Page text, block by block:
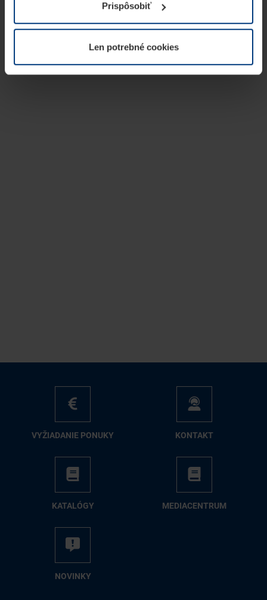
potrebujeme Vaše povolenie. Vaše povolenie môžete
kedykoľvek zmeniť alebo odvolať vo vysvetlení cookie
našej webovej stránky.
Prispôsobiť
Len potrebné cookies
VY­ŽIA­DA­NIE PO­NU­KY KON­TAKT
KA­TA­LÓ­GY ME­DIA­CEN­TRUM
NO­VIN­KY